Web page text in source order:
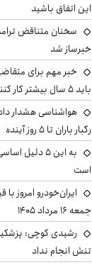
این اتفاق باشید
سخنان متناقض
خبرساز شد
خبر مهم برای
باید ۵ سال بیشتر کار کنند
هواشناسی هشدار
رگبار باران تا ۵ روز آینده
به این ۵ دلیل
است
ایران‌خودرو امروز
جمعه ۱۶ مرداد ۱۴۰۵
رشیدی کوچی:
تنش انجام نداد